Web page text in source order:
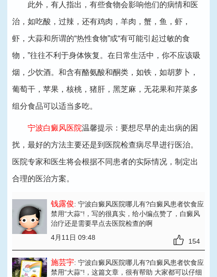
此外，有人指出，有些食物会影响他们的病情和医
治，如吃酸，过辣，还有鸡肉，羊肉，蟹，鱼，虾，
虾，大蒜和所谓的“热性食物”或“有可能引起过敏的食
物，”往往不利于身体恢复。在日常生活中，你不应该吸
烟，少饮酒。和含有酪氨酸和酮类，如铁，如胡萝卜，
葡萄干，苹果，核桃，猪肝，黑芝麻，无花果和芹菜多
组分食品可以适当多吃。
宁波白癜风医院温馨提示：要想尽早的走出病的困
扰，最好的方法主要还是到医院检查病尽早进行医治。
医院专家和医生将会根据不同患者的实际情况，制定出
合理的医治方案。
钱露俊: 宁波白癜风医院哪儿有?白癜风患者饮食应
禁用“大蒜“! ，写的很真实，给小编点赞了，白癜风
治疗还是需要早点去医院检查的啊
4月11日 09:48
154
施芸宇: 宁波白癜风医院哪儿有?白癜风患者饮食应
禁用“大蒜“! ，这篇文章，很有帮助 大家都可以仔细